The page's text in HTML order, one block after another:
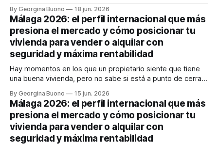
compradores e inquilinos internacionales con expectativas
muy concretas. Y entonces aparece la gran duda: ¿vendo
ahora, alquilo, espero o estoy
By Georgina Buono 18 jun. 2026
Málaga 2026: el perfil internacional que más
presiona el mercado y cómo posicionar tu
vivienda para vender o alquilar con
seguridad y máxima rentabilidad
Hay momentos en los que un propietario siente que tiene
una buena vivienda, pero no sabe si está a punto de cerrar
Málaga, esa duda pesa más que nunca. El sueño
mediterráneo sigue atrayendo capital, talento y familias
internacionales,
By Georgina Buono 15 jun. 2026
Málaga 2026: el perfil internacional que más
presiona el mercado y cómo posicionar tu
vivienda para vender o alquilar con
seguridad y máxima rentabilidad